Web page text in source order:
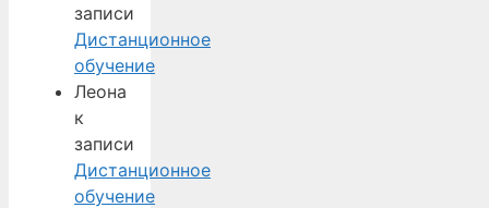
записи
Дистанционное
обучение
Леона
к
записи
Дистанционное
обучение